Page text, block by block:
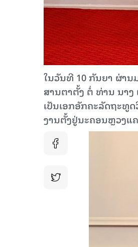
ໃນວັນທີ 10 ກັນຍາ ຜ່າ
ສານຕາຕັ້ງ ຕໍ່ ທ່ານ ນາ
ເປັນເອກອັກຄະລັດຖະທູ
ງານຕັ້ງຢູ່ນະຄອນຫຼວງແ